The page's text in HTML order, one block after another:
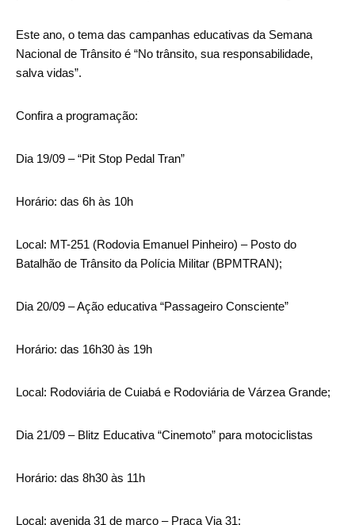
Este ano, o tema das campanhas educativas da Semana
Nacional de Trânsito é “No trânsito, sua responsabilidade,
salva vidas”.
Confira a programação:
Dia 19/09 – “Pit Stop Pedal Tran”
Horário: das 6h às 10h
Local: MT-251 (Rodovia Emanuel Pinheiro) – Posto do
Batalhão de Trânsito da Polícia Militar (BPMTRAN);
Dia 20/09 – Ação educativa “Passageiro Consciente”
Horário: das 16h30 às 19h
Local: Rodoviária de Cuiabá e Rodoviária de Várzea Grande;
Dia 21/09 – Blitz Educativa “Cinemoto” para motociclistas
Horário: das 8h30 às 11h
Local: avenida 31 de março – Praça Via 31;